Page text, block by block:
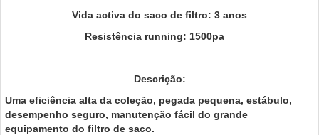
Vida activa do saco de filtro: 3 anos
Resistência running: 1500pa
Descrição:
Uma eficiência alta da coleção, pegada pequena, estábulo,
desempenho seguro, manutenção fácil do grande
equipamento do filtro de saco.